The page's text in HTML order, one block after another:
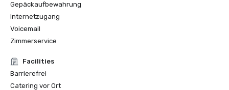
Gepäckaufbewahrung
Internetzugang
Voicemail
Zimmerservice
Facilities
Barrierefrei
Catering vor Ort